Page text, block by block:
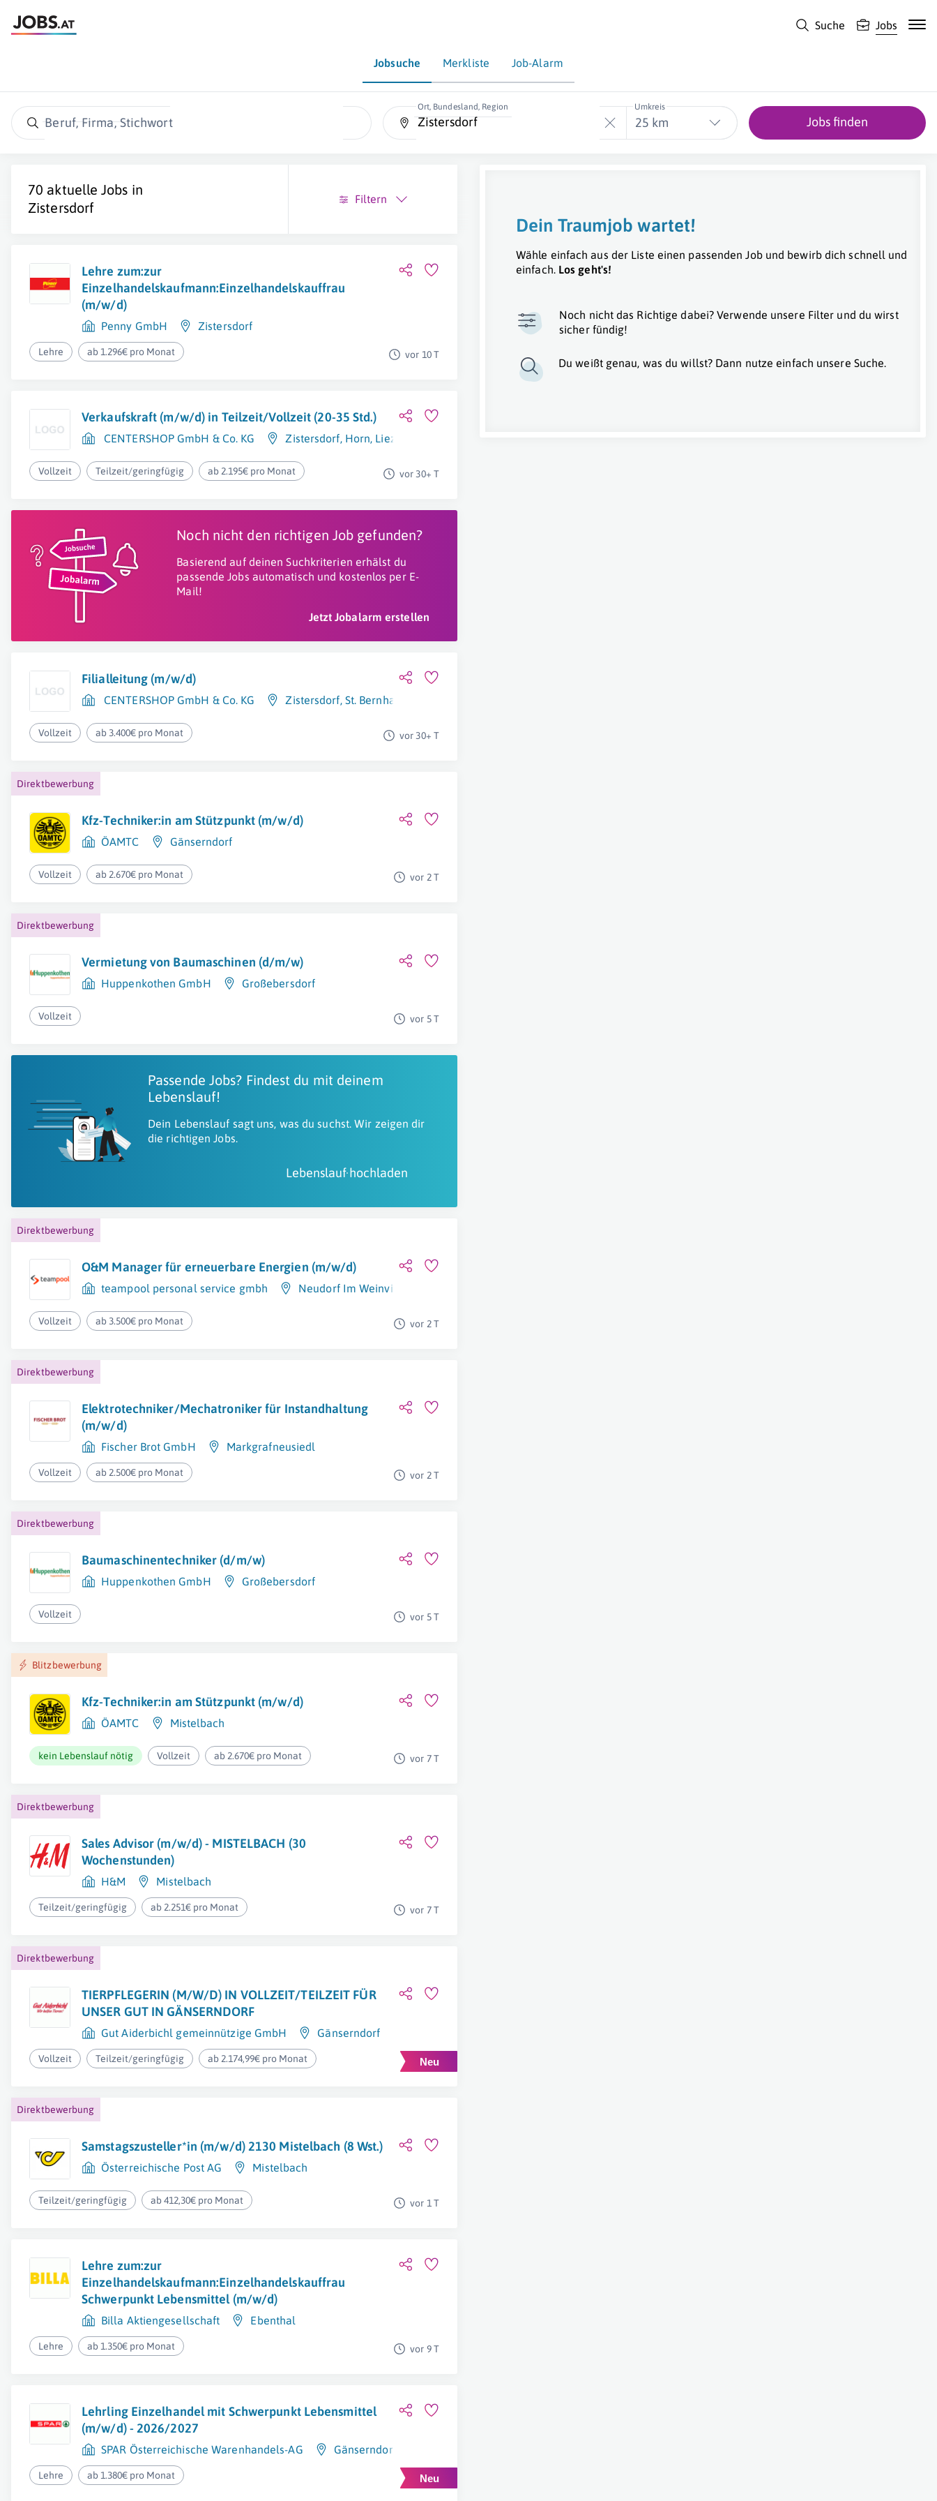
Suche Jobs
Jobsuche Merkliste Job-Alarm
Beruf, Firma, Stichwort
Ort, Bundesland, Region Umkreis
25 km Jobs finden
70 aktuelle Jobs in
Zistersdorf
Filtern
Lehre zum:zur
Einzelhandelskaufmann:Einzelhandelskauffrau
(m/w/d)
Penny GmbH Zistersdorf
Lehre ab 1.296€ pro Monat vor 10 T
Verkaufskraft (m/w/d) in Teilzeit/Vollzeit (20-35 Std.)
CENTERSHOP GmbH & Co. KG Zistersdorf, Horn, Liezen
Vollzeit Teilzeit/geringfügig ab 2.195€ pro Monat vor 30+ T
Noch nicht den richtigen Job gefunden?
Basierend auf deinen Suchkriterien erhälst du
passende Jobs automatisch und kostenlos per E-
Mail!
Jetzt Jobalarm erstellen
Filialleitung (m/w/d)
CENTERSHOP GmbH & Co. KG Zistersdorf, St. Bernhard-Frauenhofen
Vollzeit ab 3.400€ pro Monat vor 30+ T
Direktbewerbung
Kfz-Techniker:in am Stützpunkt (m/w/d)
ÖAMTC Gänserndorf
Vollzeit ab 2.670€ pro Monat vor 2 T
Direktbewerbung
Vermietung von Baumaschinen (d/m/w)
Huppenkothen GmbH Großebersdorf
Vollzeit vor 5 T
Passende Jobs? Findest du mit deinem
Lebenslauf!
Dein Lebenslauf sagt uns, was du suchst. Wir zeigen dir
die richtigen Jobs.
Lebenslauf hochladen
Direktbewerbung
O&M Manager für erneuerbare Energien (m/w/d)
teampool personal service gmbh Neudorf Im Weinviertel
Vollzeit ab 3.500€ pro Monat vor 2 T
Direktbewerbung
Elektrotechniker/Mechatroniker für Instandhaltung
(m/w/d)
Fischer Brot GmbH Markgrafneusiedl
Vollzeit ab 2.500€ pro Monat vor 2 T
Direktbewerbung
Baumaschinentechniker (d/m/w)
Huppenkothen GmbH Großebersdorf
Vollzeit vor 5 T
Blitzbewerbung
Kfz-Techniker:in am Stützpunkt (m/w/d)
ÖAMTC Mistelbach
kein Lebenslauf nötig Vollzeit ab 2.670€ pro Monat vor 7 T
Direktbewerbung
Sales Advisor (m/w/d) - MISTELBACH (30
Wochenstunden)
H&M Mistelbach
Teilzeit/geringfügig ab 2.251€ pro Monat vor 7 T
Direktbewerbung
TIERPFLEGERIN (M/W/D) IN VOLLZEIT/TEILZEIT FÜR
UNSER GUT IN GÄNSERNDORF
Gut Aiderbichl gemeinnützige GmbH Gänserndorf
Vollzeit Teilzeit/geringfügig ab 2.174,99€ pro Monat
Direktbewerbung
Samstagszusteller*in (m/w/d) 2130 Mistelbach (8 Wst.)
Österreichische Post AG Mistelbach
Teilzeit/geringfügig ab 412,30€ pro Monat vor 1 T
Lehre zum:zur
Einzelhandelskaufmann:Einzelhandelskauffrau
Schwerpunkt Lebensmittel (m/w/d)
Billa Aktiengesellschaft Ebenthal
Lehre ab 1.350€ pro Monat vor 9 T
Lehrling Einzelhandel mit Schwerpunkt Lebensmittel
(m/w/d) - 2026/2027
SPAR Österreichische Warenhandels-AG Gänserndorf
Lehre ab 1.380€ pro Monat
Dein Traumjob wartet!
Wähle einfach aus der Liste einen passenden Job und bewirb dich schnell und
einfach. Los geht's!
Noch nicht das Richtige dabei? Verwende unsere Filter und du wirst
sicher fündig!
Du weißt genau, was du willst? Dann nutze einfach unsere Suche.